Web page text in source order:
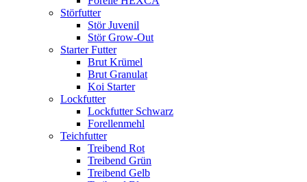
Störfutter
Stör Juvenil
Stör Grow-Out
Starter Futter
Brut Krümel
Brut Granulat
Koi Starter
Lockfutter
Lockfutter Schwarz
Forellenmehl
Teichfutter
Treibend Rot
Treibend Grün
Treibend Gelb